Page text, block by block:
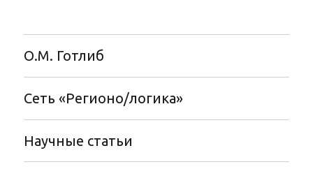
О.М. Готлиб
Сеть «Регионо/логика»
Научные статьи